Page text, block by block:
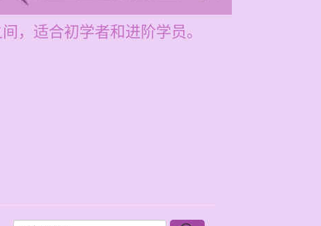
，适合初学者和进阶学员。